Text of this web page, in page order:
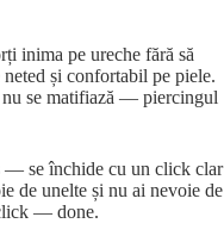
inima pe ureche fără să
și confortabil pe piele.
nu se matifiază — piercingul
— se închide cu un click clar
de unelte și nu ai nevoie de
— done.